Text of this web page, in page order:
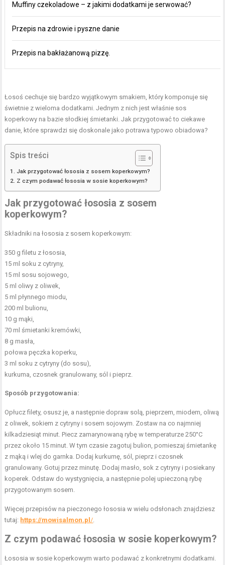
Muffiny czekoladowe – z jakimi dodatkami je serwować?
Przepis na zdrowie i pyszne danie
Przepis na bakłażanową pizzę.
Łosoś cechuje się bardzo wyjątkowym smakiem, który komponuje się
świetnie z wieloma dodatkami. Jednym z nich jest właśnie sos
koperkowy na bazie słodkiej śmietanki. Jak przygotować to ciekawe
danie, które sprawdzi się doskonale jako potrawa typowo obiadowa?
Spis treści
Jak przygotować łososia z sosem koperkowym?
Z czym podawać łososia w sosie koperkowym?
Jak przygotować łososia z sosem
koperkowym?
Składniki na łososia z sosem koperkowym:
350 g filetu z łososia,
15 ml soku z cytryny,
15 ml sosu sojowego,
5 ml oliwy z oliwek,
5 ml płynnego miodu,
200 ml bulionu,
10 g mąki,
70 ml śmietanki kremówki,
8 g masła,
połowa pęczka koperku,
3 ml soku z cytryny (do sosu),
kurkuma, czosnek granulowany, sól i pieprz.
Sposób przygotowania:
Opłucz filety, osusz je, a następnie dopraw solą, pieprzem, miodem, oliwą
z oliwek, sokiem z cytryny i sosem sojowym. Zostaw na co najmniej
kilkadziesiąt minut. Piecz zamarynowaną rybę w temperaturze 250°C
przez około 15 minut. W tym czasie zagotuj bulion, pomieszaj śmietankę
z mąką i wlej do garnka. Dodaj kurkumę, sól, pieprz i czosnek
granulowany. Gotuj przez minutę. Dodaj masło, sok z cytryny i posiekany
koperek. Odstaw do wystygnięcia, a następnie polej upieczoną rybę
przygotowanym sosem.
Więcej przepisów na pieczonego łososia w wielu odsłonach znajdziesz
tutaj: https://mowisalmon.pl/.
Z czym podawać łososia w sosie koperkowym?
Łososia w sosie koperkowym warto podawać z konkretnymi dodatkami.